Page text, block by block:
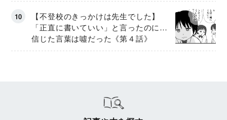
【不登校のきっかけは先生でした】
「正直に書いていい」と言ったのに…
信じた言葉は噓だった《第４話》